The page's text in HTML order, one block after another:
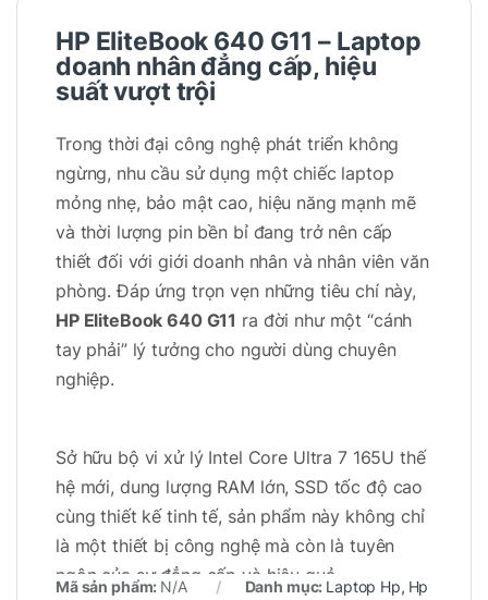
HP EliteBook 640 G11 – Laptop
doanh nhân đẳng cấp, hiệu
suất vượt trội
Trong thời đại công nghệ phát triển không
ngừng, nhu cầu sử dụng một chiếc laptop
mỏng nhẹ, bảo mật cao, hiệu năng mạnh mẽ
và thời lượng pin bền bỉ đang trở nên cấp
thiết đối với giới doanh nhân và nhân viên văn
phòng. Đáp ứng trọn vẹn những tiêu chí này,
HP EliteBook 640 G11 ra đời như một “cánh
tay phải” lý tưởng cho người dùng chuyên
nghiệp.
Sở hữu bộ vi xử lý Intel Core Ultra 7 165U thế
hệ mới, dung lượng RAM lớn, SSD tốc độ cao
cùng thiết kế tinh tế, sản phẩm này không chỉ
là một thiết bị công nghệ mà còn là tuyên
ngôn của sự đẳng cấp và hiệu quả.
Mã sản phẩm: N/A Danh mục: Laptop Hp, Hp